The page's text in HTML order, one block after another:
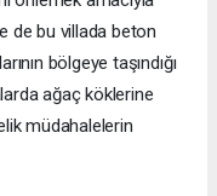
de bu villada beton
bölgeye taşındığı
ağaç köklerine
müdahalelerin